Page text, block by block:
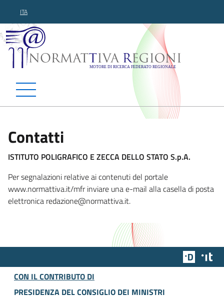
ITA
Normattiva Regioni -
Contatti
ISTITUTO POLIGRAFICO E ZECCA DELLO STATO S.p.A.
Per segnalazioni relative ai contenuti del portale
www.normattiva.it/mfr inviare una e-mail alla casella di posta
elettronica redazione@normattiva.it.
Team
CON IL CONTRIBUTO DI
PRESIDENZA DEL CONSIGLIO DEI MINISTRI